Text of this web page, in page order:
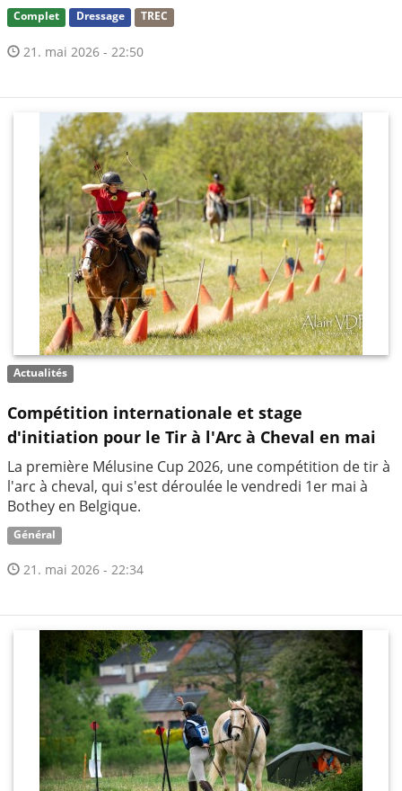
Complet Dressage TREC
21. mai 2026 - 22:50
Actualités
Compétition internationale et stage
d'initiation pour le Tir à l'Arc à Cheval en mai
La première Mélusine Cup 2026, une compétition de tir à
l'arc à cheval, qui s'est déroulée le vendredi 1er mai à
Bothey en Belgique.
Général
21. mai 2026 - 22:34